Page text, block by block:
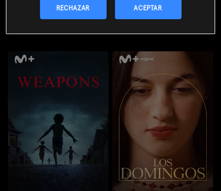
Ahora me ves 3
Rondallas
RECHAZAR ACEPTAR